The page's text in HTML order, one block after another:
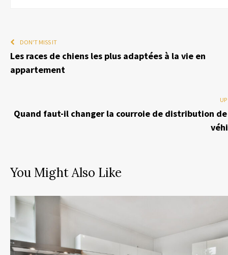
DON'T MISS IT
Les races de chiens les plus adaptées à la vie en
appartement
Quand faut-il changer la courroie de distribution
You Might Also Like